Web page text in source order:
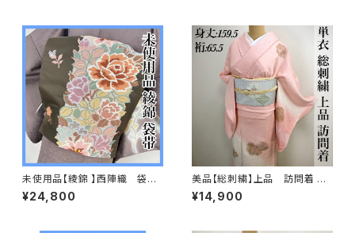
未使用品【綾錦 】西陣織 袋
帯 正絹 s667
¥24,800
美品【総刺繍】上品 訪問着 単
衣 s182
¥14,900